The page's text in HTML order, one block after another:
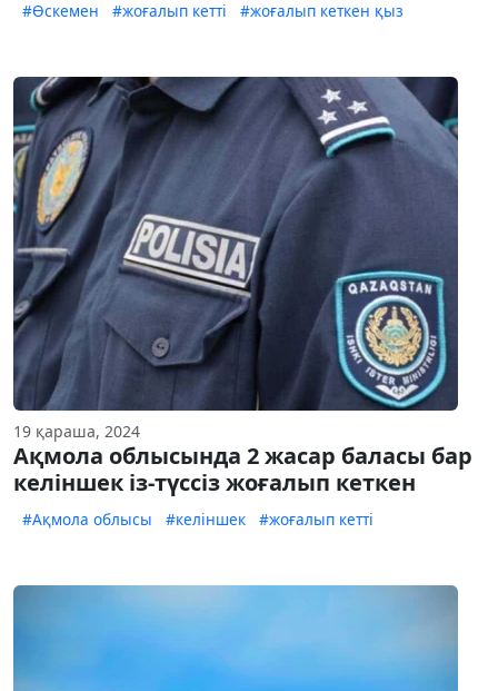
#Өскемен #жоғалып кетті #жоғалып кеткен қыз
19 қараша, 2024
Ақмола облысында 2 жасар баласы бар
келіншек із-түссіз жоғалып кеткен
#Ақмола облысы #келіншек #жоғалып кетті